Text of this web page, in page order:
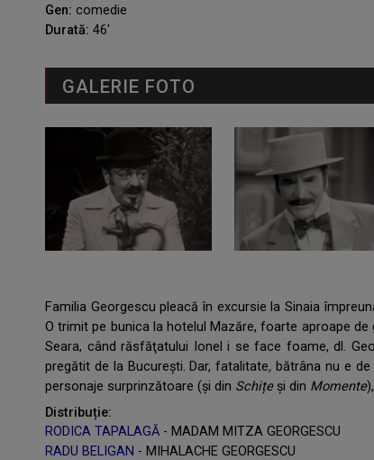
Gen: comedie
Durată: 46'
GALERIE FOTO
Familia Georgescu pleacă în excursie la Sinaia
O trimit pe bunica la hotelul Mazăre, foarte aproape
Seara, când răsfăţatului Ionel i se face foame, dl.
pregătit de la București. Dar, fatalitate, bătrâna nu e
personaje surprinzătoare (și din Schițeși din Momente
Distribuție:
RODICA TAPALAGĂ - MADAM MITZA GEORGESCU
RADU BELIGAN - MIHALACHE GEORGESCU